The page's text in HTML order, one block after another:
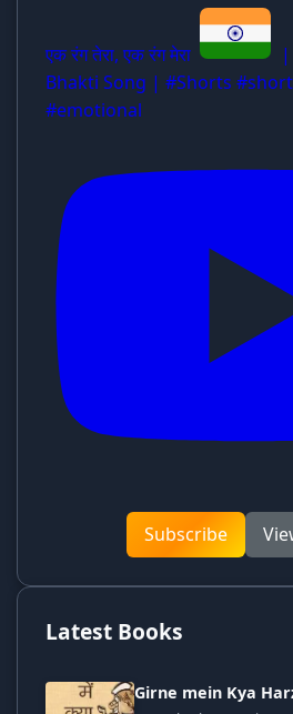
एक रंग तेरा, एक रंग मेरा
Bhakti Song | #Shorts
#emotional
Subscribe
Latest Books
Girne mein Kya